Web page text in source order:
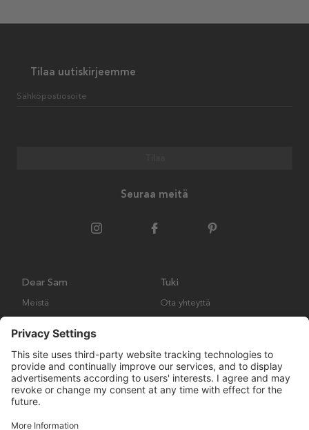
Tilaa uutiskirjeemme
Sähköpostiosoite
Seuraa meitä
Dear Sam
Meistä
Tuki
Ota yhteyttä
Palautukset ja vaatimukset